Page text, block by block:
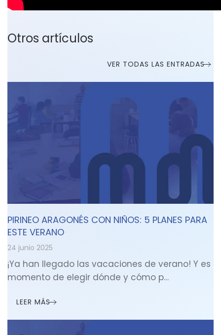
Otros artículos
VER TODAS LAS ENTRADAS
PIRINEO ARAGONÉS CON NIÑOS: 5 PLANES PARA
ESTE VERANO
24 junio 2025
¡Ya han llegado las vacaciones de verano! Y es
momento de elegir dónde y cómo p…
LEER MÁS